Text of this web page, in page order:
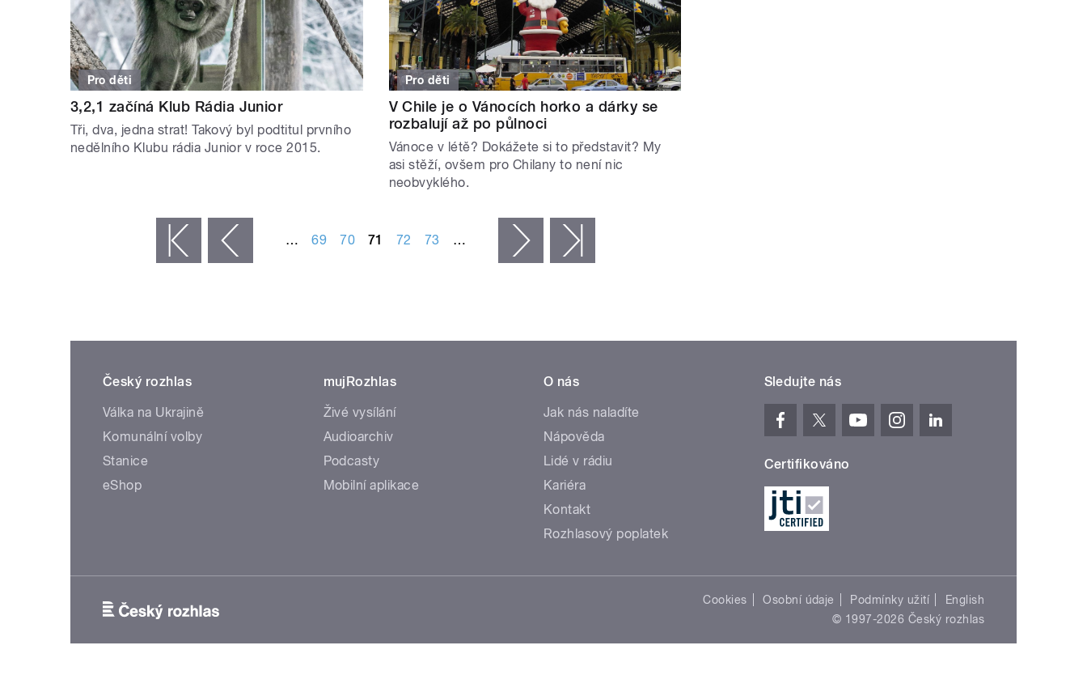
Pro děti
3,2,1 začíná Klub Rádia Junior
Tři, dva, jedna strat! Takový byl podtitul prvního
nedělního Klubu rádia Junior v roce 2015.
Pro děti
V Chile je o Vánocích horko a dárky se
rozbalují až po půlnoci
Vánoce v létě? Dokážete si to představit? My
asi stěží, ovšem pro Chilany to není nic
neobvyklého.
‹ předchozí … 69 70 71 72 73 … následující ›
Český rozhlas
Válka na Ukrajině
Komunální volby
Stanice
eShop
mujRozhlas
Živé vysílání
Audioarchiv
Podcasty
Mobilní aplikace
O nás
Jak nás naladíte
Nápověda
Lidé v rádiu
Kariéra
Kontakt
Rozhlasový poplatek
Sledujte nás
Certifikováno
Cookies Osobní údaje Podmínky užití
English
© 1997-2026 Český rozhlas